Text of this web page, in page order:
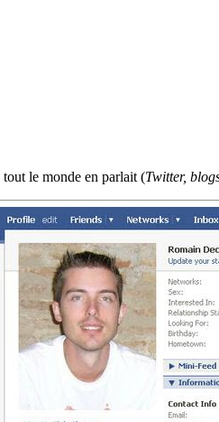
tout le monde en parlait (Twitter,